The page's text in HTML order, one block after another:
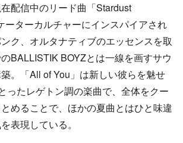
配信中のリード曲「Stardust
ーターカルチャーにインスパイアされ
ク、オルタナティブのエッセンスを取
BALLISTIK BOYZとは一線を画すサウ
。「All of You」は新しい彼らを魅せ
ったレゲトン調の楽曲で、全体をクー
めることで、ほかの夏曲とはひと味違
表現している。